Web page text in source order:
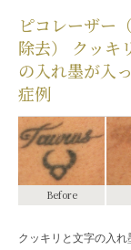
ピコレーザー
除去） クッキ
の入れ墨が入
症例
Before
クッキリと文字の入れ